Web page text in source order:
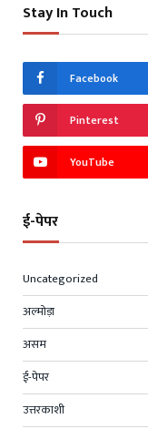
Stay In Touch
Facebook
Pinterest
YouTube
ई-पेपर
Uncategorized
अल्मोड़ा
असम
ई-पेपर
उत्तरकाशी